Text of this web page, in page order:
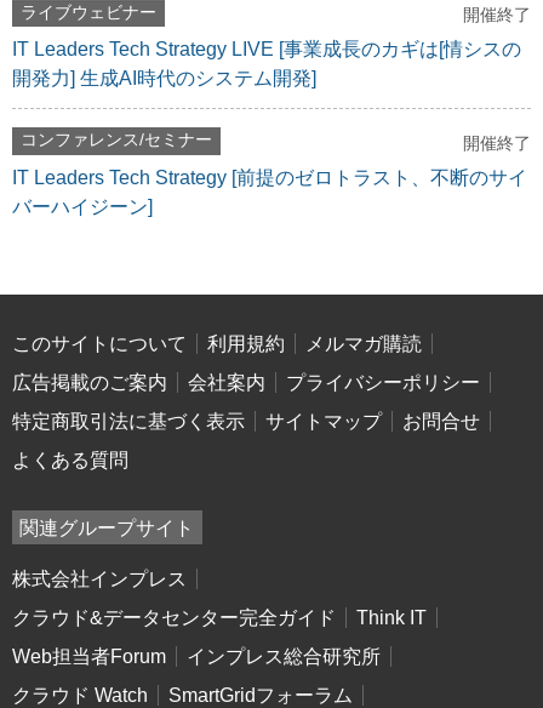
ライブウェビナー 開催終了
IT Leaders Tech Strategy LIVE [事業成長のカギは[情シスの
開発力] 生成AI時代のシステム開発]
コンファレンス/セミナー 開催終了
IT Leaders Tech Strategy [前提のゼロトラスト、不断のサイ
バーハイジーン]
このサイトについて 利用規約
メルマガ購読
広告掲載のご案内
会社案内
プライバシーポリシー
特定商取引法に基づく表示
サイトマップ
お問合せ
よくある質問
関連グループサイト
株式会社インプレス
クラウド&データセンター完全ガイド
Think IT
Web担当者Forum
インプレス総合研究所
クラウド Watch
SmartGridフォーラム